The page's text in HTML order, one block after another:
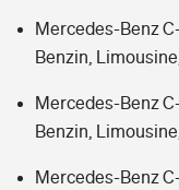
Mercedes-Benz
Benzin,
Mercedes-Benz
Benzin,
Mercedes-Benz